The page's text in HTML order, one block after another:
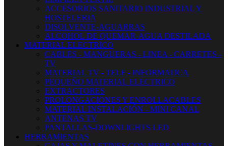
ACCESORIOS SANITARIO INDUSTRIAL Y
HOSTELERIA
DISOLVENTE-AGUARRAS
ALCOHOL DE QUEMAR-AGUA DESTILADA
MATERIAL ELECTRICO
CABLES - MANGUERAS - LINEA - CARRETES -
TV
MATERIAL TV - TELF - INFORMATICA
PEQUEÑO MATERIAL ELECTRICO
EXTRACTORES
PROLONGACIONES Y ENROLLACABLES
MATERIAL INSTALACIÓN - MINI CANAL
ANTENAS TV
PANTALLAS-DOWNLIGHTS LED
HERRAMIENTAS